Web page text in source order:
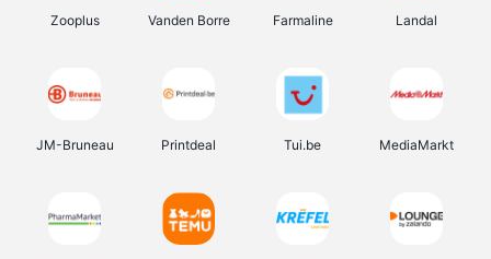
Zooplus Vanden Borre Farmaline Landal
JM-Bruneau Printdeal Tui.be MediaMarkt